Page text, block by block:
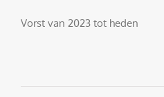
Vorst van 2023 tot heden